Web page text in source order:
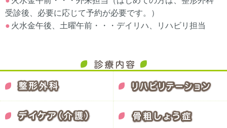
受診後、必要に応じて予約が必要です。）
火水金午後、土曜午前・・・デイリハ、リハビリ担当